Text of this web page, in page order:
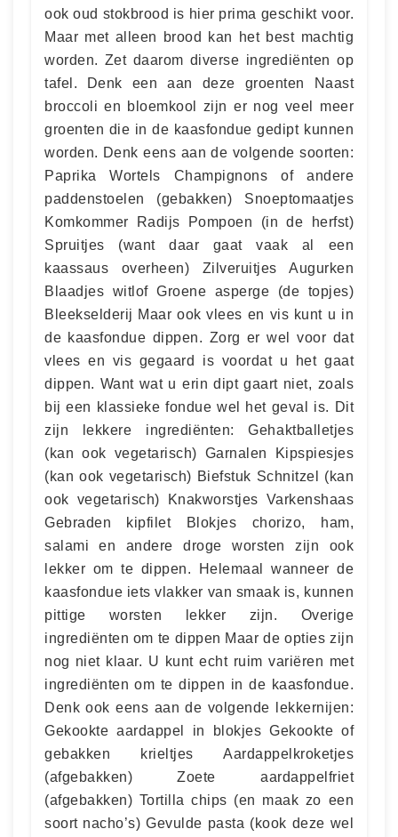
ook oud stokbrood is hier prima geschikt voor.
Maar met alleen brood kan het best machtig
worden. Zet daarom diverse ingrediënten op
tafel. Denk een aan deze groenten Naast
broccoli en bloemkool zijn er nog veel meer
groenten die in de kaasfondue gedipt kunnen
worden. Denk eens aan de volgende soorten:
Paprika Wortels Champignons of andere
paddenstoelen (gebakken) Snoeptomaatjes
Komkommer Radijs Pompoen (in de herfst)
Spruitjes (want daar gaat vaak al een
kaassaus overheen) Zilveruitjes Augurken
Blaadjes witlof Groene asperge (de topjes)
Bleekselderij Maar ook vlees en vis kunt u in
de kaasfondue dippen. Zorg er wel voor dat
vlees en vis gegaard is voordat u het gaat
dippen. Want wat u erin dipt gaart niet, zoals
bij een klassieke fondue wel het geval is. Dit
zijn lekkere ingrediënten: Gehaktballetjes
(kan ook vegetarisch) Garnalen Kipspiesjes
(kan ook vegetarisch) Biefstuk Schnitzel (kan
ook vegetarisch) Knakworstjes Varkenshaas
Gebraden kipfilet Blokjes chorizo, ham,
salami en andere droge worsten zijn ook
lekker om te dippen. Helemaal wanneer de
kaasfondue iets vlakker van smaak is, kunnen
pittige worsten lekker zijn. Overige
ingrediënten om te dippen Maar de opties zijn
nog niet klaar. U kunt echt ruim variëren met
ingrediënten om te dippen in de kaasfondue.
Denk ook eens aan de volgende lekkernijen:
Gekookte aardappel in blokjes Gekookte of
gebakken krieltjes Aardappelkroketjes
(afgebakken) Zoete aardappelfriet
(afgebakken) Tortilla chips (en maak zo een
soort nacho’s) Gevulde pasta (kook deze wel